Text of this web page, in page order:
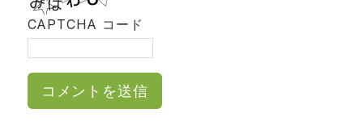
CAPTCHA コード